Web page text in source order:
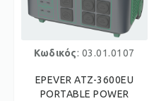
Κωδικός: 03.01.0107
EPEVER ATZ-3600EU
PORTABLE POWER